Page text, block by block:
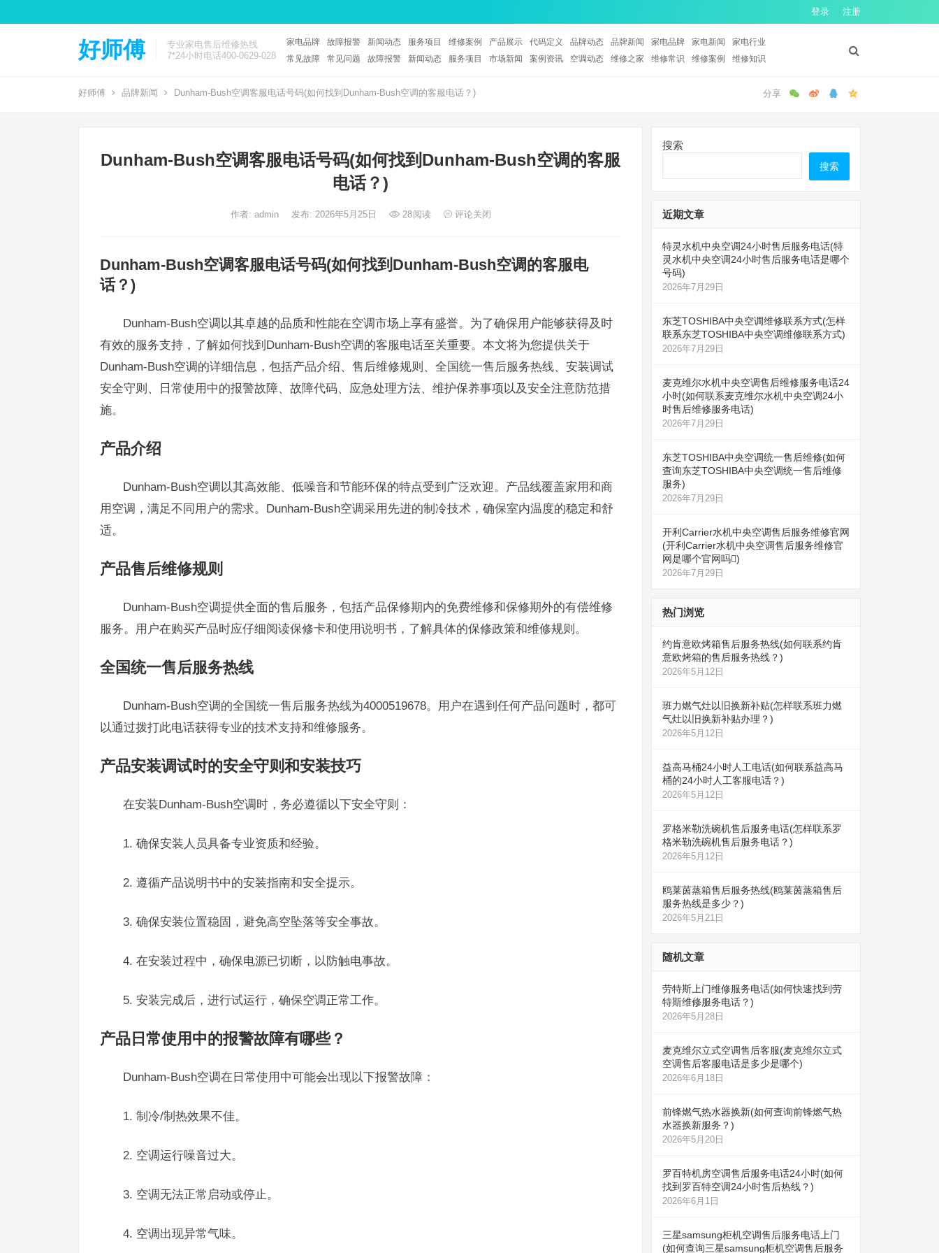
登录 注册
好师傅
专业家电售后维修热线
7*24小时电话400-0629-028
家电品牌 故障报警 新闻动态 服务项目 维修案例 产品展示 代码定义 品牌动态 品牌新闻 家电品牌 家电新闻
家电行业
常见故障
常见问题 故障报警 新闻动态 服务项目 市场新闻 案例资讯 空调动态 维修之家 维修常识 维修案例 维修知识
好师傅 品牌新闻 Dunham-Bush空调客服电话号码(如何找到Dunham-Bush空调的客服电话？)
Dunham-Bush空调客服电话号码(如何找到Dunham-Bush空调的客服
电话？)
作者: admin 发布: 2026年5月25日 28阅读 评论关闭
Dunham-Bush空调客服电话号码(如何找到Dunham-Bush空调的客服电
话？)
Dunham-Bush空调以其卓越的品质和性能在空调市场上享有盛誉。为了确保用户能够获得及时
有效的服务支持，了解如何找到Dunham-Bush空调的客服电话至关重要。本文将为您提供关于
Dunham-Bush空调的详细信息，包括产品介绍、售后维修规则、全国统一售后服务热线、安装调试
安全守则、日常使用中的报警故障、故障代码、应急处理方法、维护保养事项以及安全注意防范措
施。
产品介绍
Dunham-Bush空调以其高效能、低噪音和节能环保的特点受到广泛欢迎。产品线覆盖家用和商
用空调，满足不同用户的需求。Dunham-Bush空调采用先进的制冷技术，确保室内温度的稳定和舒
适。
产品售后维修规则
Dunham-Bush空调提供全面的售后服务，包括产品保修期内的免费维修和保修期外的有偿维修
服务。用户在购买产品时应仔细阅读保修卡和使用说明书，了解具体的保修政策和维修规则。
全国统一售后服务热线
Dunham-Bush空调的全国统一售后服务热线为4000519678。用户在遇到任何产品问题时，都可
以通过拨打此电话获得专业的技术支持和维修服务。
产品安装调试时的安全守则和安装技巧
在安装Dunham-Bush空调时，务必遵循以下安全守则：
1. 确保安装人员具备专业资质和经验。
2. 遵循产品说明书中的安装指南和安全提示。
3. 确保安装位置稳固，避免高空坠落等安全事故。
4. 在安装过程中，确保电源已切断，以防触电事故。
5. 安装完成后，进行试运行，确保空调正常工作。
产品日常使用中的报警故障有哪些？
Dunham-Bush空调在日常使用中可能会出现以下报警故障：
1. 制冷/制热效果不佳。
2. 空调运行噪音过大。
3. 空调无法正常启动或停止。
4. 空调出现异常气味。
搜索
搜索
近期文章
特灵水机中央空调24小时售后服务电话(特
灵水机中央空调24小时售后服务电话是哪个
号码)
2026年7月29日
东芝TOSHIBA中央空调维修联系方式(怎样
联系东芝TOSHIBA中央空调维修联系方式)
2026年7月29日
麦克维尔水机中央空调售后维修服务电话24
小时(如何联系麦克维尔水机中央空调24小
时售后维修服务电话)
2026年7月29日
东芝TOSHIBA中央空调统一售后维修(如何
查询东芝TOSHIBA中央空调统一售后维修
服务)
2026年7月29日
开利Carrier水机中央空调售后服务维修官网
(开利Carrier水机中央空调售后服务维修官
网是哪个官网吗)
2026年7月29日
热门浏览
约肯意欧烤箱售后服务热线(如何联系约肯
意欧烤箱的售后服务热线？)
2026年5月12日
班力燃气灶以旧换新补贴(怎样联系班力燃
气灶以旧换新补贴办理？)
2026年5月12日
益高马桶24小时人工电话(如何联系益高马
桶的24小时人工客服电话？)
2026年5月12日
罗格米勒洗碗机售后服务电话(怎样联系罗
格米勒洗碗机售后服务电话？)
2026年5月12日
鸥莱茵蒸箱售后服务热线(鸥莱茵蒸箱售后
服务热线是多少？)
2026年5月21日
随机文章
劳特斯上门维修服务电话(如何快速找到劳
特斯维修服务电话？)
2026年5月28日
麦克维尔立式空调售后客服(麦克维尔立式
空调售后客服电话是多少是哪个)
2026年6月18日
前锋燃气热水器换新(如何查询前锋燃气热
水器换新服务？)
2026年5月20日
罗百特机房空调售后服务电话24小时(如何
找到罗百特空调24小时售后热线？)
2026年6月1日
三星samsung柜机空调售后服务电话上门
(如何查询三星samsung柜机空调售后服务